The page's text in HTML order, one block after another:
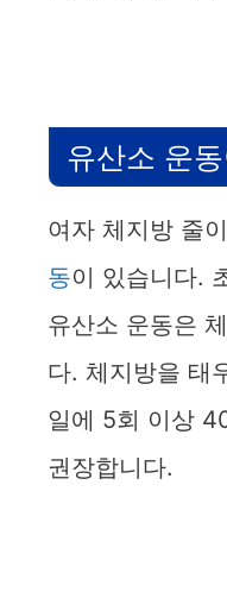
유산소 운
여자 체지방 줄
동이 있습니다.
유산소 운동은
다. 체지방을 태
일에 5회 이상
권장합니다.